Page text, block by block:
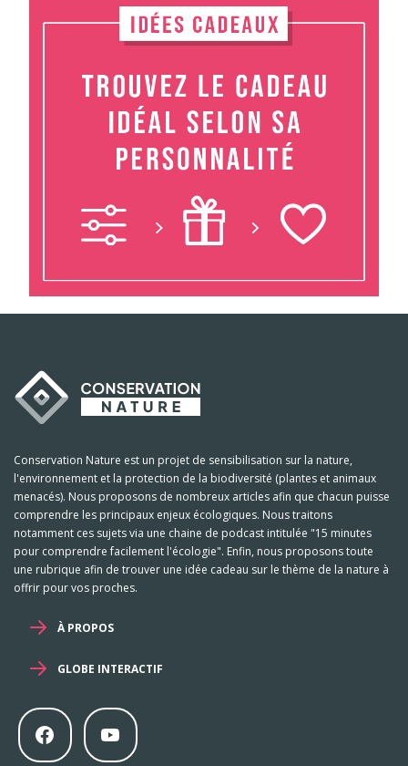
Conservation Nature est un projet de sensibilisation sur la nature,
l'environnement et la protection de la biodiversité (plantes et animaux
menacés). Nous proposons de nombreux articles afin que chacun puisse
comprendre les principaux enjeux écologiques. Nous traitons
notamment ces sujets via une chaine de podcast intitulée "15 minutes
pour comprendre facilement l'écologie". Enfin, nous proposons toute
une rubrique afin de trouver une idée cadeau sur le thème de la nature à
offrir pour vos proches.
À PROPOS
GLOBE INTERACTIF